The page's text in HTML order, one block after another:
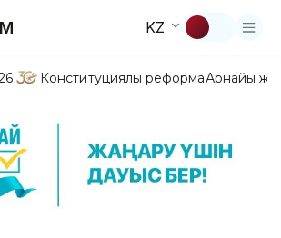
KZ
Конституциялық реформаАрнайы